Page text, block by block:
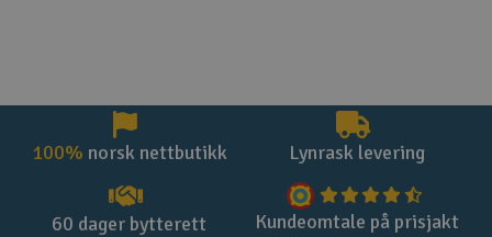
100% norsk nettbutikk Lynrask levering
60 dager bytterett Kundeomtale på prisjakt